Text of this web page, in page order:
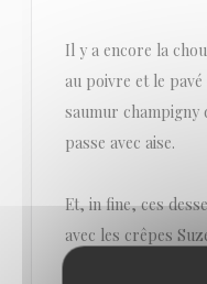
Il y a encore la
au poivre et le
saumur champigny
passe avec aise.
Et, in fine, ces
avec les crêpes
d’un bel exercice